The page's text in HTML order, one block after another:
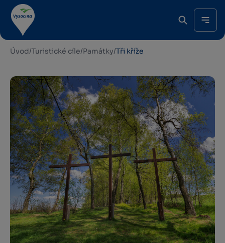
Úvod/Turistické cíle/Památky/Tři kříže